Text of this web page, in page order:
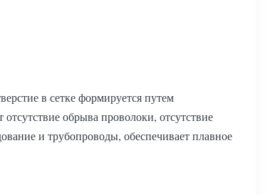
в сетке формируется путем
обрыва проволоки, отсутствие
и трубопроводы, обеспечивает плавное